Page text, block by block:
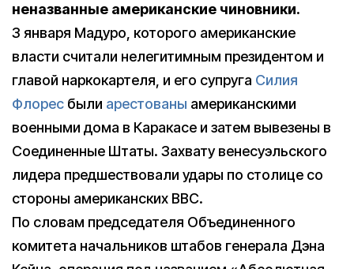
неназванные американские чиновники.
3 января Мадуро, которого американские
власти считали нелегитимным президентом и
главой наркокартеля, и его супруга Силия
Флорес были арестованы американскими
военными дома в Каракасе и затем вывезены в
Соединенные Штаты. Захвату венесуэльского
лидера предшествовали удары по столице со
стороны американских ВВС.
По словам председателя Объединенного
комитета начальников штабов генерала Дэна